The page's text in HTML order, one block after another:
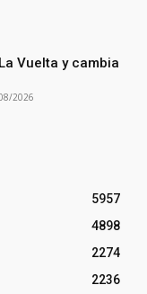
Vuelta y cambia
2026
5957
4898
2274
2236